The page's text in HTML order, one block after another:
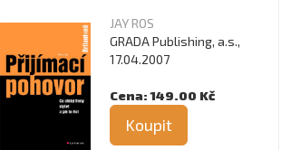
JAY ROS
GRADA Publishing, a.s.,
17.04.2007
Cena: 149.00 Kč
Koupit